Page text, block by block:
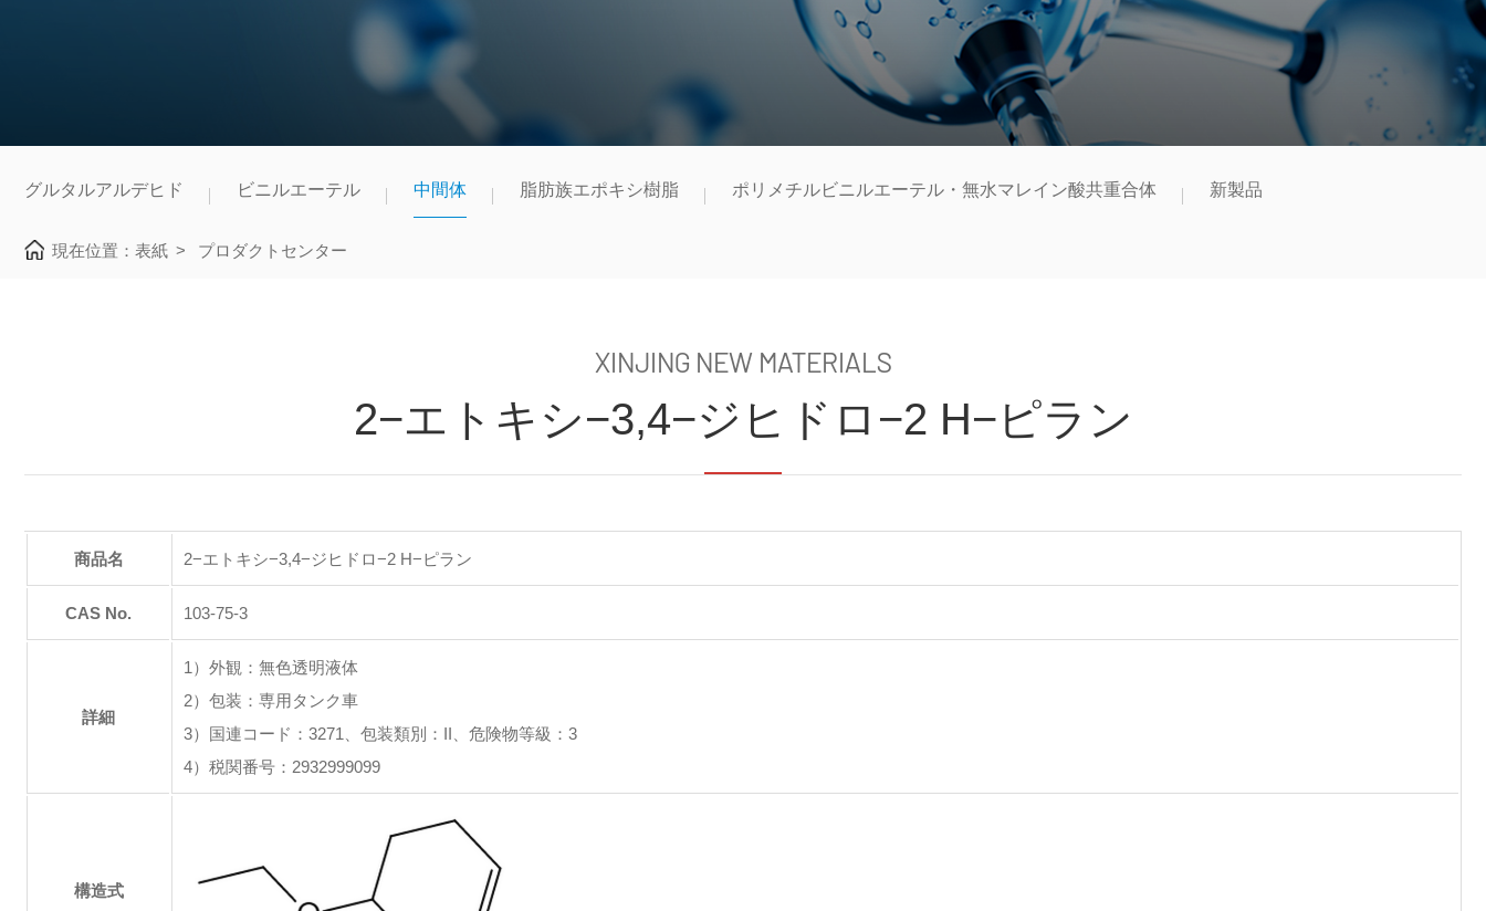
グルタルアルデヒド ビニルエーテル 中間体 脂肪族エポキシ樹脂 ポリメチルビニルエーテル・無水マレイン酸共重合体 新製品
現在位置： 表紙 > プロダクトセンター
XINJING NEW MATERIALS
2−エトキシ−3,4−ジヒドロ−2 H−ピラン
商品名 2−エトキシ−3,4−ジヒドロ−2 H−ピラン
CAS No. 103-75-3
詳細
1）外観：無色透明液体
2）包装：専用タンク車
3）国連コード：3271、包装類別：II、危険物等級：3
4）税関番号：2932999099
構造式